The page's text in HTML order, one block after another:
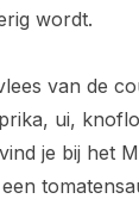
wordt.
van de
ui,
je bij het